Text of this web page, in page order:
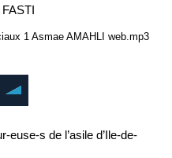
FASTI
1 Asmae AMAHLI web.mp3